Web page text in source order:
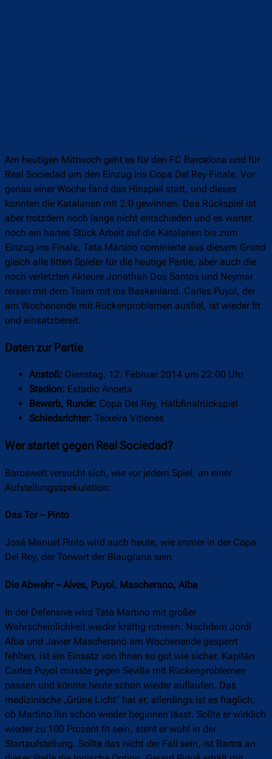
Am heutigen Mittwoch geht es für den FC Barcelona und für
Real Sociedad um den Einzug ins Copa Del Rey Finale. Vor
genau einer Woche fand das Hinspiel statt, und dieses
konnten die Katalanen mit 2:0 gewinnen. Das Rückspiel ist
aber trotzdem noch lange nicht entschieden und es wartet
noch ein hartes Stück Arbeit auf die Katalanen bis zum
Einzug ins Finale. Tata Martino nominierte aus diesem Grund
gleich alle fitten Spieler für die heutige Partie, aber auch die
noch verletzten Akteure Jonathan Dos Santos und Neymar
reisen mit dem Team mit ins Baskenland. Carles Puyol, der
am Wochenende mit Rückenproblemen ausfiel, ist wieder fit
und einsatzbereit.
Daten zur Partie
Anstoß: Dienstag, 12. Februar 2014 um 22:00 Uhr
Stadion: Estadio Anoeta
Bewerb, Runde: Copa Del Rey, Halbfinalrückspiel
Schiedsrichter: Teixeira Vitienes
Wer startet gegen Real Sociedad?
Barcawelt versucht sich, wie vor jedem Spiel, an einer
Aufstellungsspekulation:
Das Tor – Pinto
José Manuel Pinto wird auch heute, wie immer in der Copa
Del Rey, der Torwart der Blaugrana sein.
Die Abwehr – Alves, Puyol, Mascherano, Alba
In der Defensive wird Tata Martino mit großer
Wahrscheinlichkeit wieder kräftig rotieren. Nachdem Jordi
Alba und Javier Mascherano am Wochenende gesperrt
fehlten, ist ein Einsatz von ihnen so gut wie sicher. Kapitän
Carles Puyol musste gegen Sevilla mit Rückenproblemen
passen und könnte heute schon wieder auflaufen. Das
medizinische „Grüne Licht“ hat er, allerdings ist es fraglich,
ob Martino ihn schon wieder beginnen lässt. Sollte er wirklich
wieder zu 100 Prozent fit sein, steht er wohl in der
Startaufstellung. Sollte das nicht der Fall sein, ist Bartra an